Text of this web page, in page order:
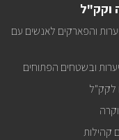
וקק"ל
והפארקים לאנשים עם
ובשטחים הפתוחים
לקק"ל
קהילות